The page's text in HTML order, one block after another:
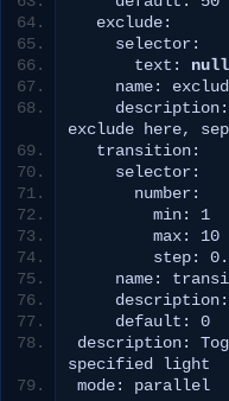
  exclude:
    selector:
      text:
null
name:
exclude here,
  transition:
    selector:
      number:
        min:
1
        max:
10
        step:
name:
    default:
0
description:
specified light
mode: parallel